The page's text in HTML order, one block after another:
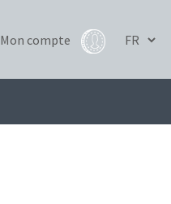
Mon compte